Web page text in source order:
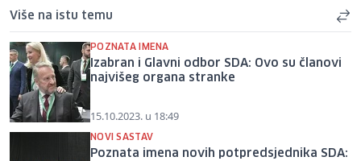
Više na istu temu
POZNATA IMENA
Izabran i Glavni odbor SDA: Ovo su članovi
najvišeg organa stranke
15.10.2023. u 18:49
NOVI SASTAV
Poznata imena novih potpredsjednika SDA: